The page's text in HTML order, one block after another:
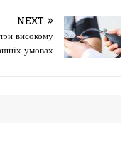
NEXT
високому
умовах